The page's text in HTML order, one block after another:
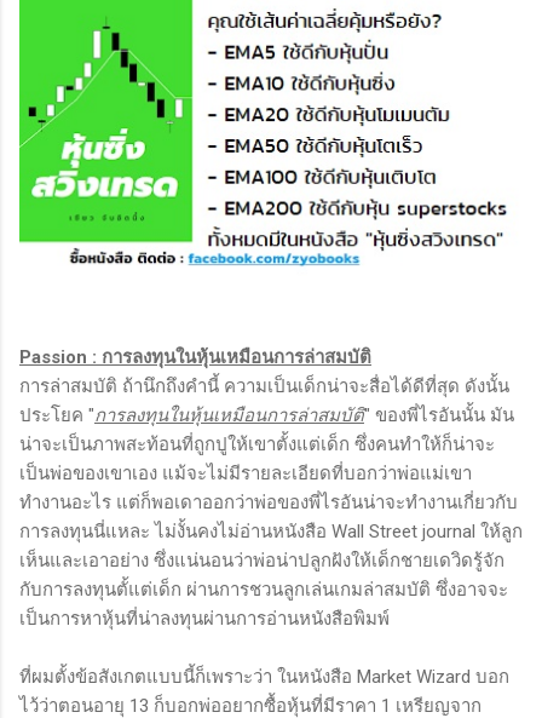
Passion : การลงทุนในหุ้นเหมือนการล่าสมบัติ
การล่าสมบัติ ถ้านึกถึงคำนี้ ความเป็นเด็กน่าจะสื่อได้ดีที่สุด ดังนั้น
ประโยค "การลงทุนในหุ้นเหมือนการล่าสมบัติ" ของพี่ไรอันนั้น มัน
น่าจะเป็นภาพสะท้อนที่ถูกปูให้เขาตั้งแต่เด็ก ซึ่งคนทำให้ก็น่าจะ
เป็นพ่อของเขาเอง แม้จะไม่มีรายละเอียดที่บอกว่าพ่อแม่เขา
ทำงานอะไร แต่ก็พอเดาออกว่าพ่อของพี่ไรอันน่าจะทำงานเกี่ยวกับ
การลงทุนนี่แหละ ไม่งั้นคงไม่อ่านหนังสือ Wall Street journal ให้ลูก
เห็นและเอาอย่าง ซึ่งแน่นอนว่าพ่อน่าปลูกฝังให้เด็กชายเดวิดรู้จัก
กับการลงทุนตั้แต่เด็ก ผ่านการชวนลูกเล่นเกมล่าสมบัติ ซึ่งอาจจะ
เป็นการหาหุ้นที่น่าลงทุนผ่านการอ่านหนังสือพิมพ์
ที่ผมตั้งข้อสังเกตแบบนี้ก็เพราะว่า ในหนังสือ Market Wizard บอก
ไว้ว่าตอนอายุ 13 ก็บอกพ่ออยากซื้อหุ้นที่มีราคา 1 เหรียญจาก